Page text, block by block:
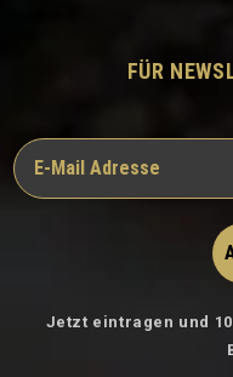
FÜR
Jetzt eintragen und